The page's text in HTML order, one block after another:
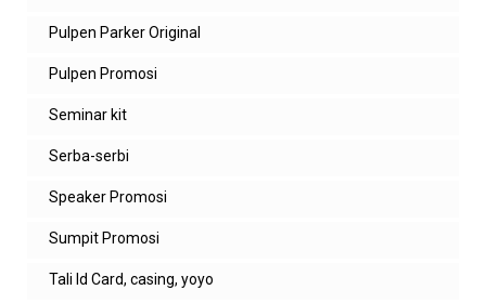
Pulpen Parker Original
Pulpen Promosi
Seminar kit
Serba-serbi
Speaker Promosi
Sumpit Promosi
Tali Id Card, casing, yoyo